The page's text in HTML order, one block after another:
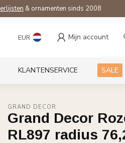
& ornamenten sinds 2008
EUR Mijn account
KLANTENSERVICE SALE
GRAND DECOR
Grand Decor
RL897 radius